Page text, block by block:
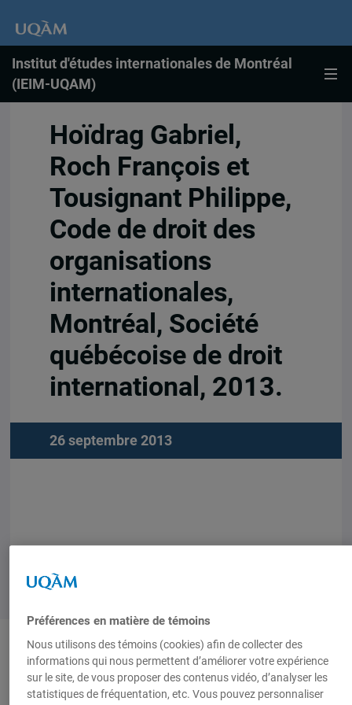
Institut d'études internationales de Montréal
(IEIM-UQAM)
Hoïdrag Gabriel,
Roch François et
Tousignant Philippe,
Code de droit des
organisations
internationales,
Montréal, Société
québécoise de droit
international, 2013.
26 septembre 2013
Thèmes et mots-clés
Préférences en matière de témoins
Nous utilisons des témoins (cookies) afin de collecter des
informations qui nous permettent d’améliorer votre expérience
sur le site, de vous proposer des contenus vidéo, d’analyser les
statistiques de fréquentation, etc. Vous pouvez personnaliser